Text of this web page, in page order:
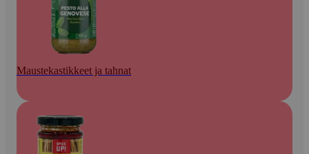
Maustekastikkeet ja tahnat